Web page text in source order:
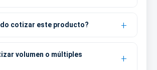
cotizar este producto?
volumen o múltiples